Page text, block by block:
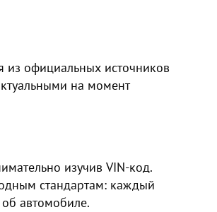
из официальных источников
на момент
изучив VIN-код.
стандартам: каждый
автомобиле.